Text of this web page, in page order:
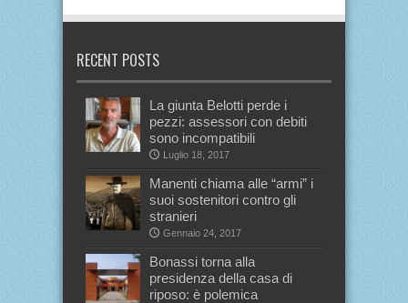
RECENT POSTS
La giunta Belotti perde i
pezzi: assessori con debiti
sono incompatibili
Luglio 18, 2017
Manenti chiama alle “armi” i
suoi sostenitori contro gli
stranieri
Gennaio 24, 2017
Bonassi torna alla
presidenza della casa di
riposo: è polemica